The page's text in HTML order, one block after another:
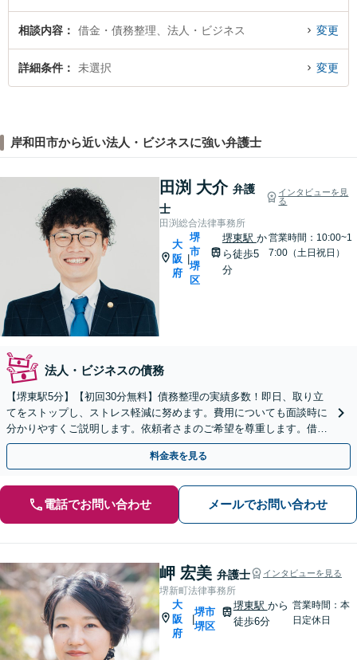
相談内容 借金・債務整理、法人・ビジネス 変更
詳細条件 未選択 変更
岸和田市から近い法人・ビジネスに強い弁護士
田渕 大介 弁護
士
インタビューを見
る
田渕総合法律事務所
大
阪
府
堺
市
堺
区
堺東駅 か
ら徒歩5
分
営業時間：10:00~1
7:00（土日祝日）
法人・ビジネスの債務
【堺東駅5分】【初回30分無料】債務整理の実績多数！即日、取り立
てをストップし、ストレス軽減に努めます。費用についても面談時に
分かりやすくご説明します。依頼者さまのご希望を尊重します。借金
問題はお早めにご相談ください【休日・夜間面談可】
料金表を見る
電話でお問い合わせ メールでお問い合わせ
岬 宏美 弁護士 インタビューを見る
堺新町法律事務所
大
阪
府
堺市
堺区
堺東駅 から
徒歩6分
営業時間：本
日定休日